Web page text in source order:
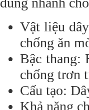
Vật liệu
chống ăn
Bậc thang:
chống trơn
Cấu tạo:
Khả năng